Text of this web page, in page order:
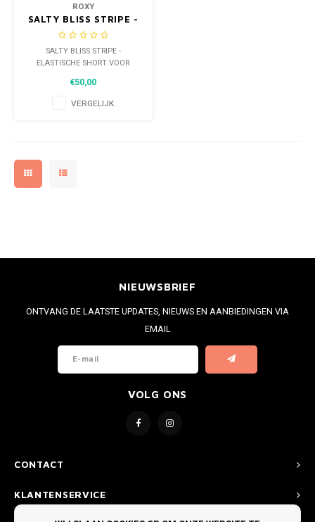
ROXY
SALTY BLISS STRIPE -
ELASTISCHE SHORT
VOOR DAMES
SALTY BLISS STRIPE -
ELASTISCHE SHORT VOOR
€50,00
VERGELIJK
CONTACT
NIEUWSBRIEF
ONTVANG DE LAATSTE UPDATES, NIEUWS EN AANBIEDINGEN VIA
EMAIL
VOLG ONS
KLANTENSERVICE